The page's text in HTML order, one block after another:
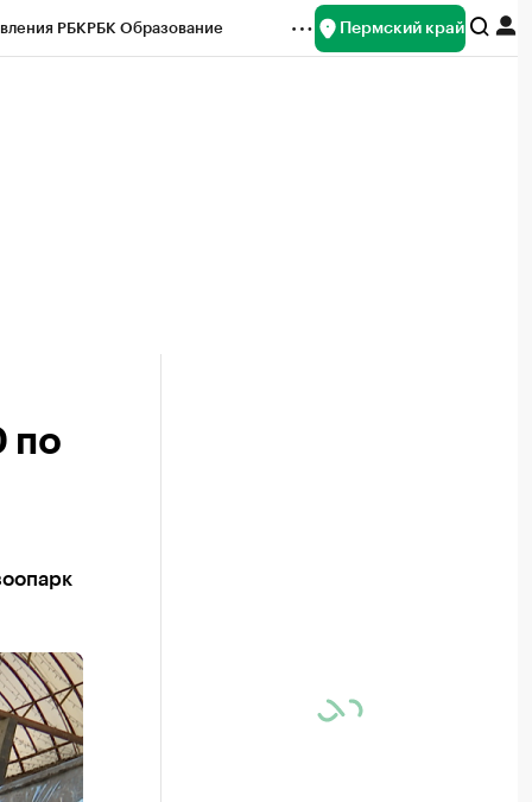
РБКРБК Образование Пермский край
по